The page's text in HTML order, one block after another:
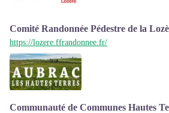
Comité Randonnée Pédestre de la
https://lozere.ffrandonnee.fr/
Communauté de Communes Hautes